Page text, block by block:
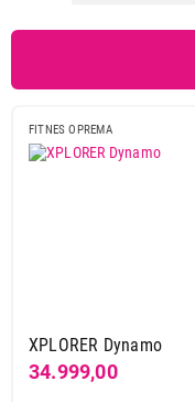
Podgrupa
Brend
Ring
FITNES OPREMA
XPLORER Dynamo
34.999,00